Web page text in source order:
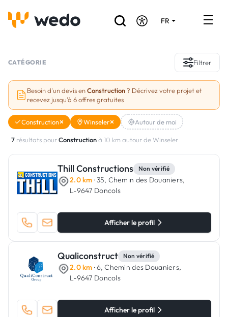
FR
Réalisations
Aides et subventions
Vous êtes un Artisan ?
CATÉGORIE Filtrer
Besoin d'un devis enConstruction ? Décrivez votre projet et
recevez jusqu'à 6 offres gratuites
Construction Winseler Autour de moi
7 résultats pourConstructionà 10 km autour de Winseler
Thill Constructions Non vérifié
2.0 km · 35, Chemin des Douaniers,
L-9647 Doncols
Afficher le profil
Qualiconstruct Non vérifié
2.0 km · 6, Chemin des Douaniers,
L-9647 Doncols
Afficher le profil